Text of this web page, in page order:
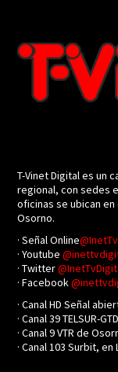
T-Vinet Digital es un
regional, con sedes
oficinas se ubican
Osorno.
· Señal Online
· Youtube
· Twitter
· Facebook
· Canal HD Señal
· Canal 39 TELSUR-
· Canal 9 VTR de
· Canal 103 Surbit,